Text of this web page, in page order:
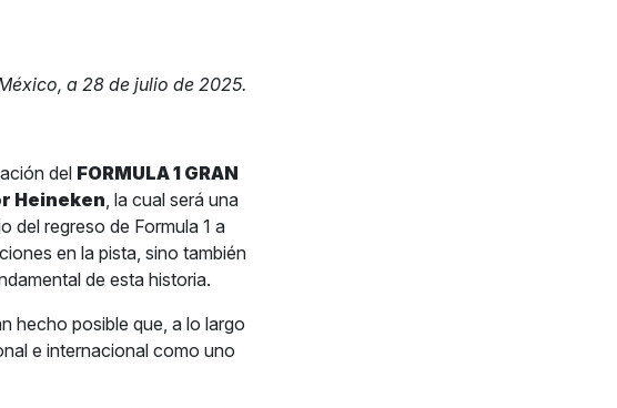
a 28 de julio de 2025.
del FORMULA 1 GRAN
Heineken , la cual será una
del regreso de Formula 1 a
en la pista, sino también
de esta historia.
hecho posible que, a lo largo
e internacional como uno